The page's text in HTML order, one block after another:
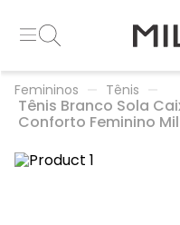
Femininos Tênis
Tênis Branco Sola
Conforto Feminino